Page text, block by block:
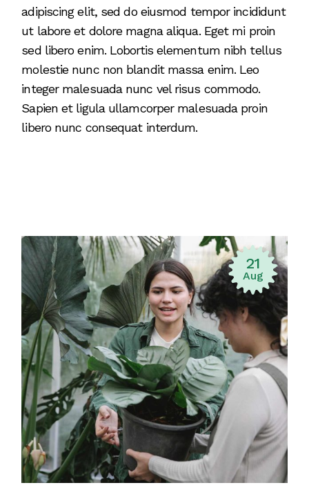
adipiscing elit, sed do eiusmod tempor incididunt
ut labore et dolore magna aliqua. Eget mi proin
sed libero enim. Lobortis elementum nibh tellus
molestie nunc non blandit massa enim. Leo
integer malesuada nunc vel risus commodo.
Sapien et ligula ullamcorper malesuada proin
libero nunc consequat interdum.
21
Aug